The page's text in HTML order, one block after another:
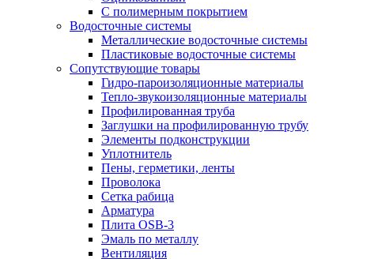
С полимерным покрытием
Водосточные системы
Металлические водосточные системы
Пластиковые водосточные системы
Сопутствующие товары
Гидро-пароизоляционные материалы
Тепло-звукоизоляционные материалы
Профилированная труба
Заглушки на профилированную трубу
Элементы подконструкции
Уплотнитель
Пены, герметики, ленты
Проволока
Сетка рабица
Арматура
Плита OSB-3
Эмаль по металлу
Вентиляция